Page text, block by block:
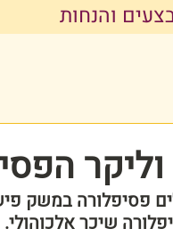
והנחות
וליקר
פסיפלורה במשק
שיכר אלכוהולי.